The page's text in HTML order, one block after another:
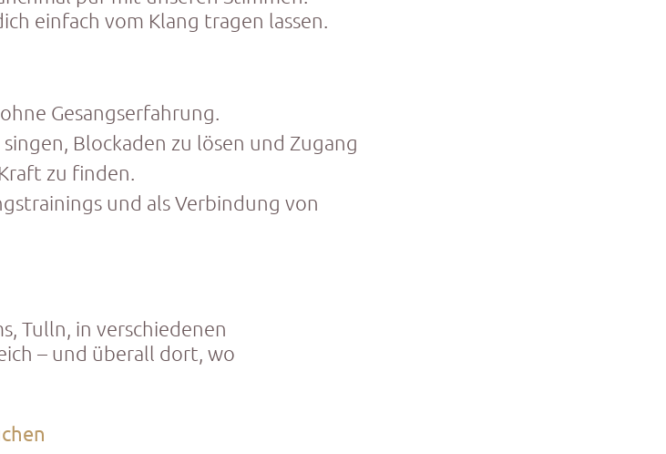
einfach vom Klang tragen lassen.
Gesangserfahrung.
Blockaden zu lösen und Zugang
zu finden.
und als Verbindung von
Tulln, in verschiedenen
– und überall dort, wo